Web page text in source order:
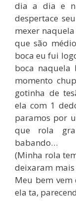
dia a dia e n
despertace
mexer
que são
boca eu fui
boca naquela
momento
gotinha de
ela com 1
paramos por
que rola
babando…
(Minha rola
deixaram
Meu bem
ela ta,